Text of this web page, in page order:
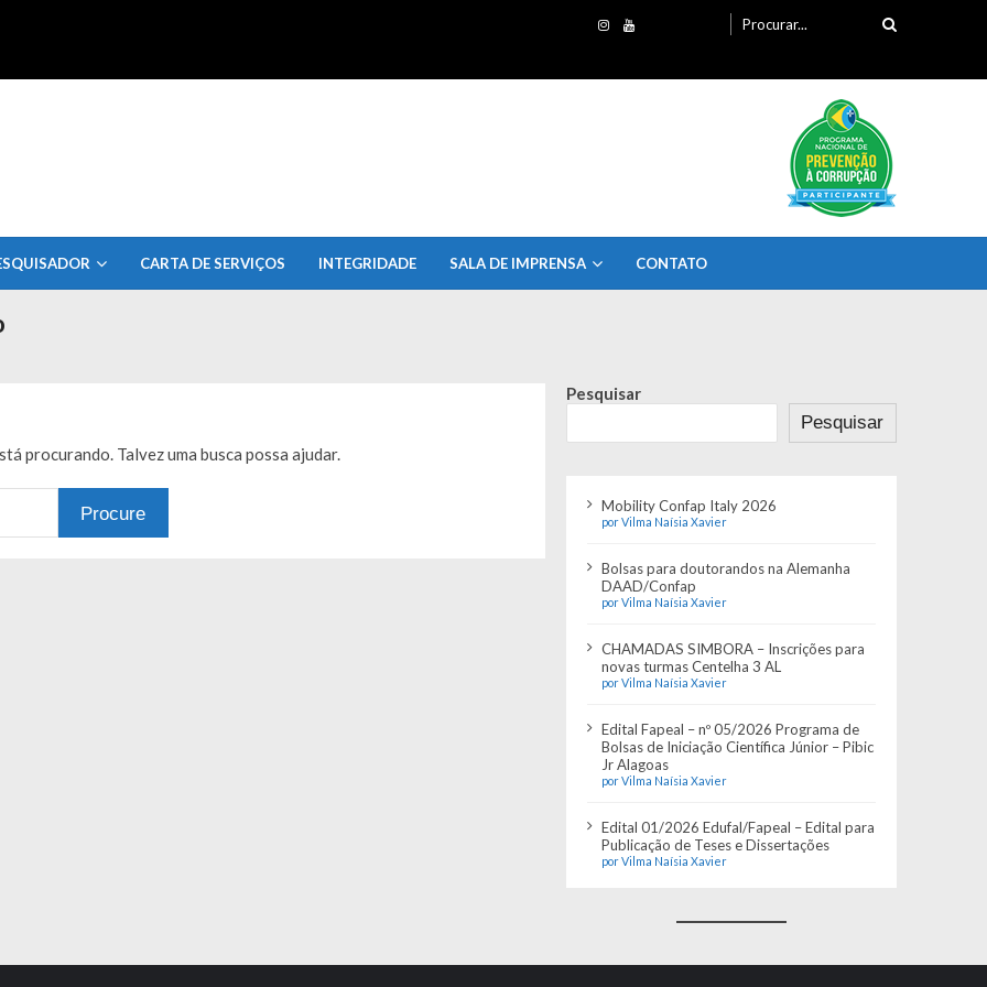
por:
CARTA DE SERVIÇOS INTEGRIDADE SALA DE IMPRENSA CONTATO
procurando. Talvez uma busca possa ajudar.
Pesquisar
Pesquisar
Mobility Confap Italy 2026
por Vilma Naísia Xavier
Bolsas para doutorandos na Alemanha
DAAD/Confap
por Vilma Naísia Xavier
CHAMADAS SIMBORA – Inscrições para
novas turmas Centelha 3 AL
por Vilma Naísia Xavier
Edital Fapeal – nº 05/2026 Programa de
Bolsas de Iniciação Científica Júnior – Pibic
Jr Alagoas
por Vilma Naísia Xavier
Edital 01/2026 Edufal/Fapeal – Edital para
Publicação de Teses e Dissertações
por Vilma Naísia Xavier